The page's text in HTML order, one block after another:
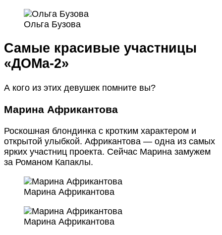
Ольга Бузова
Самые красивые участницы
«ДОМа-2»
А кого из этих девушек помните вы?
Марина Африкантова
Роскошная блондинка с кротким характером и
открытой улыбкой. Африкантова — одна из самых
ярких участниц проекта. Сейчас Марина замужем
за Романом Капаклы.
Марина Африкантова
Марина Африкантова